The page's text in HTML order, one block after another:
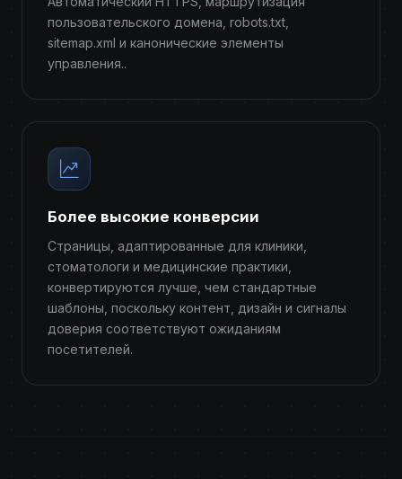
пользовательского домена, robots.txt,
sitemap.xml и канонические элементы
управления..
Более высокие конверсии
Страницы, адаптированные для клиники,
стоматологи и медицинские практики,
конвертируются лучше, чем стандартные
шаблоны, поскольку контент, дизайн и сигналы
доверия соответствуют ожиданиям
посетителей.